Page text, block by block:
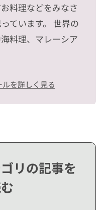
料理などをみなさ
ています。 世界の
料理、マレーシア
を詳しく見る
リの記事を